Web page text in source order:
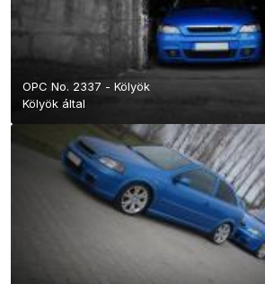
OPC No. 2337 - Kölyök
Kölyök által